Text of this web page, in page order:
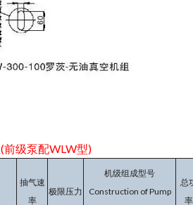
前级泵配WLW型)
抽气速
率
极限压力
机级组成型号
Construction of Pump
总
率